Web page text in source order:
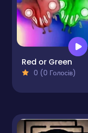
Red or Green
0 (0 Голосів)